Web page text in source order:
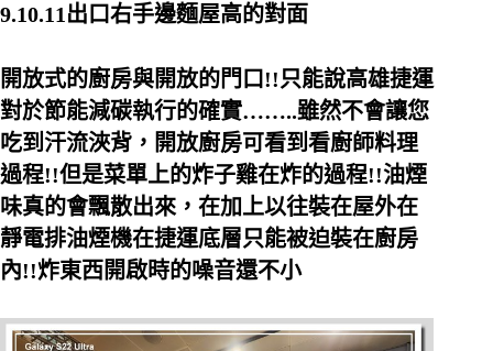
9.10.11出口右手邊麵屋高的對面
開放式的廚房與開放的門口!!只能說高雄捷運
對於節能減碳執行的確實……..雖然不會讓您
吃到汗流浹背，開放廚房可看到看廚師料理
過程!!但是菜單上的炸子雞在炸的過程!!油煙
味真的會飄散出來，在加上以往裝在屋外在
靜電排油煙機在捷運底層只能被迫裝在廚房
內!!炸東西開啟時的噪音還不小